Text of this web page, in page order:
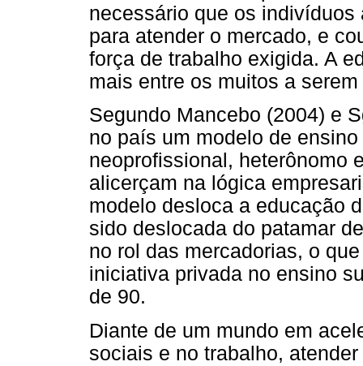
necessário que os
para atender o mercado, e
força de trabalho exigida. A
mais entre os muitos a
Segundo Mancebo (2004) e
no país um modelo de
neoprofissional, heterônomo
alicerçam na lógica
modelo desloca a educação
sido deslocada do patamar
no rol das mercadorias, o
iniciativa privada no ensino
de 90.
Diante de um mundo em
sociais e no trabalho,